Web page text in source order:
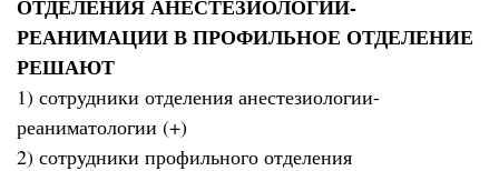
ОТДЕЛЕНИЯ АНЕСТЕЗИОЛОГИИ-
РЕАНИМАЦИИ В ПРОФИЛЬНОЕ ОТДЕЛЕНИЕ
РЕШАЮТ
1) сотрудники отделения анестезиологии-
реаниматологии (+)
2) сотрудники профильного отделения